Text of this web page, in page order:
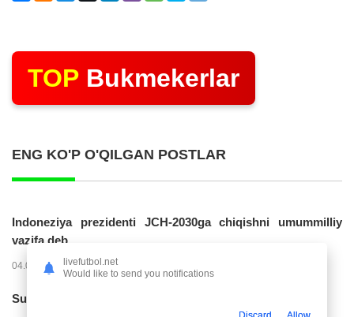
TOP Bukmekerlar
ENG KO'P O'QILGAN POSTLAR
Indoneziya prezidenti JCH-2030ga chiqishni umummilliy
vazifa deb...
04.08.2026 02:11 14280
Superliga. “Buxoro” - “Lokomotiv”...
livefutbol.net
Would like to send you notifications